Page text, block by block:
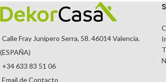
Calle Fray Junípero Serra, 58. 46014 Valencia.
(ESPAÑA)
+34 633 83 51 06
Email de Contacto